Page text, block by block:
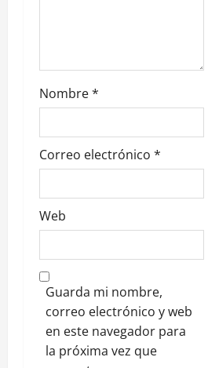
a
d
s
Nombre*
Correo electrónico *
Web
Guarda mi nombre,
correo electrónico y web
en este navegador para
la próxima vez que